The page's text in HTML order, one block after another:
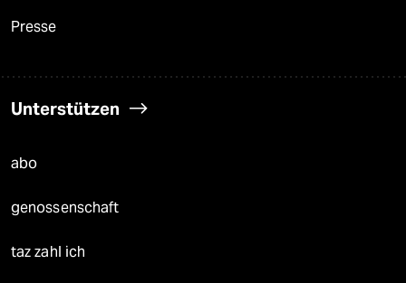
Presse
Unterstützen
abo
genossenschaft
taz zahl ich